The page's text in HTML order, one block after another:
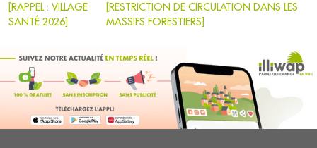
[RAPPEL : VILLAGE
SANTÉ 2026]
[RESTRICTION DE CIRCULATION DANS LES
MASSIFS FORESTIERS]